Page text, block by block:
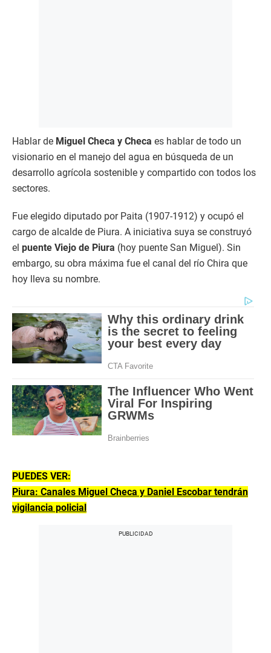
Hablar de Miguel Checa y Checa es hablar de todo un
visionario en el manejo del agua en búsqueda de un
desarrollo agrícola sostenible y compartido con todos los
sectores.
Fue elegido diputado por Paita (1907-1912) y ocupó el
cargo de alcalde de Piura. A iniciativa suya se construyó
el puente Viejo de Piura (hoy puente San Miguel). Sin
embargo, su obra máxima fue el canal del río Chira que
hoy lleva su nombre.
PUEDES VER:
Piura: Canales Miguel Checa y Daniel Escobar tendrán
vigilancia policial